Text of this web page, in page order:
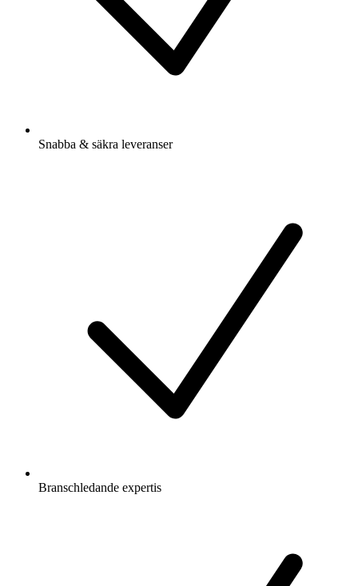
Snabba & säkra leveranser
Branschledande expertis